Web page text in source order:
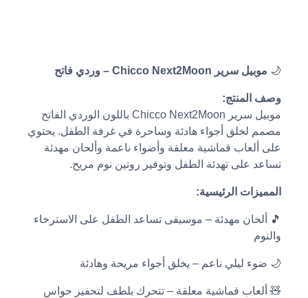
🌙 موبيل سرير Chicco Next2Moon – وردي فاتح
وصف المنتج:
موبيل سرير Chicco Next2Moon باللون الوردي الفاتح
مصمم لخلق أجواء هادئة وساحرة في غرفة الطفل. يحتوي
على ألعاب قماشية معلقة وأضواء ناعمة وألحان مهدئة
تساعد على تهدئة الطفل وتوفير روتين نوم مريح.
المميزات الرئيسية:
🎵 ألحان مهدئة – موسيقى تساعد الطفل على الاسترخاء
والنوم
🌙 ضوء ليلي ناعم – يخلق أجواء مريحة وهادئة
🧸 ألعاب قماشية معلقة – تتحرك بلطف لتحفيز حواس